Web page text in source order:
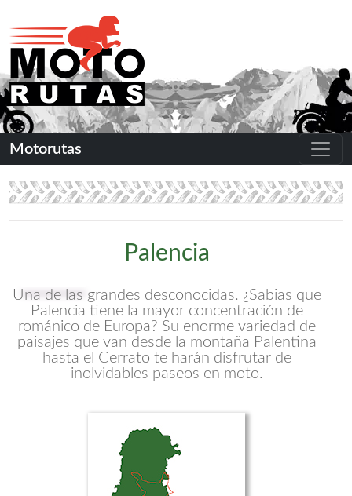
Motorutas
Palencia
Una de las grandes desconocidas. ¿Sabias que
Palencia tiene la mayor concentración de
románico de Europa? Su enorme variedad de
paisajes que van desde la montaña Palentina
hasta el Cerrato te harán disfrutar de
inolvidables paseos en moto.